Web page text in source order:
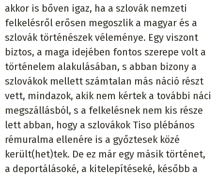
akkor is bőven igaz, ha a szlovák nemzeti
felkelésről erősen megoszlik a magyar és a
szlovák történészek véleménye. Egy viszont
biztos, a maga idejében fontos szerepe volt a
történelem alakulásában, s abban bizony a
szlovákok mellett számtalan más náció részt
vett, mindazok, akik nem kértek a további náci
megszállásból, s a felkelésnek nem kis része
lett abban, hogy a szlovákok Tiso plébános
rémuralma ellenére is a győztesek közé
került(het)tek. De ez már egy másik történet,
a deportálásoké, a kitelepítéseké, később a